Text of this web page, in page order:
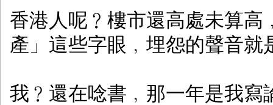
香港人呢﹖樓市還高處未算
產」這些字眼﹐埋怨的聲音就
我﹖還在唸書﹐那一年是我